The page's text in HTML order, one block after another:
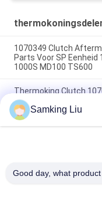
1070349 Clutch
Parts Voor SP Eenheid
1000S MD100 TS600
Thermoking Clutch
For SP Unit T-1080S T-
TS600
dezelfde hoes, T-
dezelfde hoes leveren
Samking Liu
Good day, what